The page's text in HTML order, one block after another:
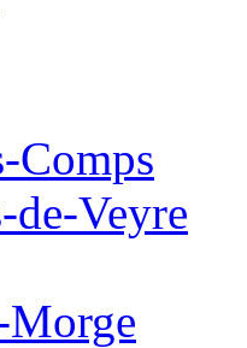
Comps
de-Veyre
Morge